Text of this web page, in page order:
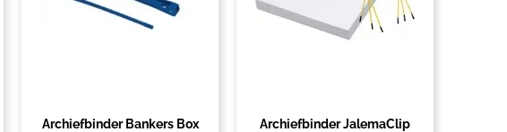
Archiefbinder Bankers Box
Archiefbinder JalemaClip